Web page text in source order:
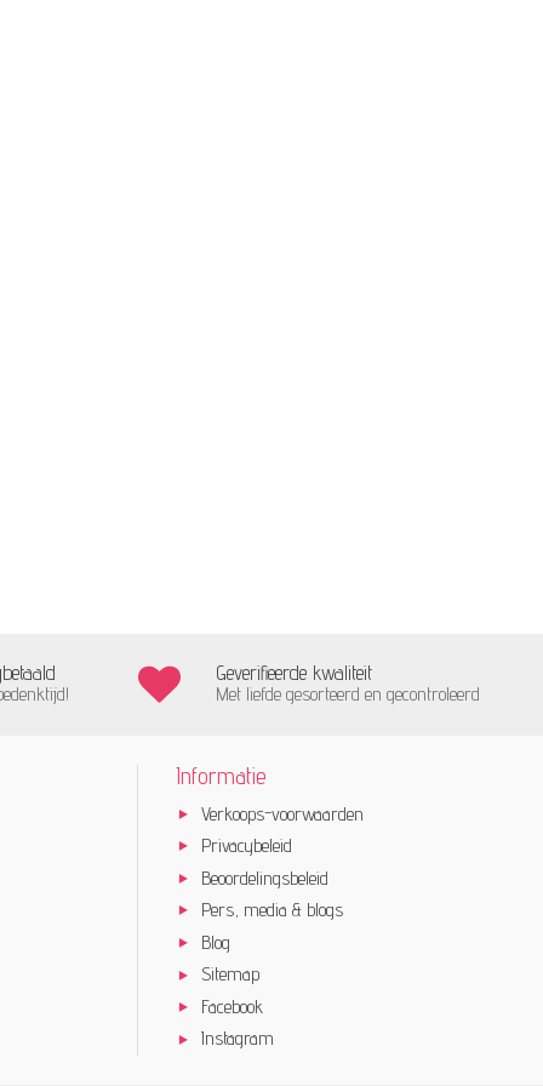
Geverifieerde kwaliteit
Met liefde gesorteerd en gecontroleerd
Informatie
Verkoops-voorwaarden
Privacybeleid
Beoordelingsbeleid
Pers, media & blogs
Blog
Sitemap
Facebook
Instagram